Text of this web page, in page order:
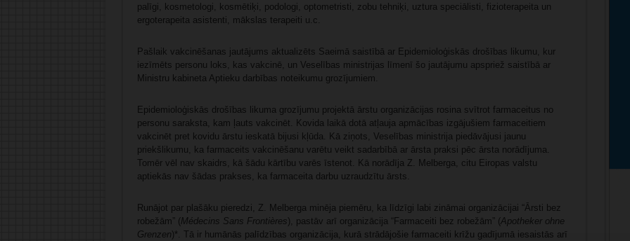
palīgi, kosmetologi, kosmētiķi, podologi, optometristi, zobu tehniķi, uztura speciālisti, fizioterapeita un
ergoterapeita asistenti, mākslas terapeiti u.c.
Pašlaik vakcinēšanas jautājums aktualizēts Saeimā saistībā ar Epidemioloģiskās drošības likumu, kur
iezīmēts personu loks, kas vakcinē, un Veselības ministrijas līmenī šo jautājumu apspriež saistībā ar
Ministru kabineta Aptieku darbības noteikumu grozījumiem.
Epidemioloģiskās drošības likuma grozījumu projektā ārstu organizācijas rosina svītrot farmaceitus no
personu saraksta, kam ļauts vakcinēt. Kovida laikā dotā atļauja apmācības izgājušiem farmaceitiem
vakcinēt pret kovidu ārstu ieskatā bijusi kļūda. Kā ziņots, Veselības ministrija piedāvājusi jaunu
priekšlikumu, ka farmaceits vakcinēšanu varētu veikt sadarbībā ar ārsta praksi pēc ārsta norādījuma.
Tomēr vēl nav skaidrs, kā šādu kārtību varēs īstenot. Kā norādīja Z. Melberga, citu Eiropas valstu
aptiekās nav šādas prakses, ka farmaceita darbu uzraudzītu ārsts.
Runājot par plašāku pieredzi, Z. Melberga minēja piemēru, ka līdzīgi labi zināmai organizācijai “Ārsti bez
robežām” (Médecins Sans Frontières), pastāv arī organizācija “Farmaceiti bez robežām” (Apotheker ohne
Grenzen)*. Tā ir humānās palīdzības organizācija, kurā strādājošie farmaceiti krīžu gadījumā iesaistās arī